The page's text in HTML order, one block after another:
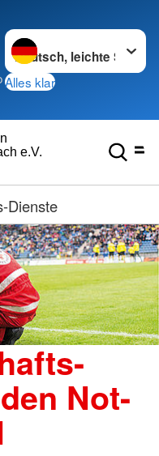
Sprache wechseln zu
Alles klar
e.V.
Dienste
Not-